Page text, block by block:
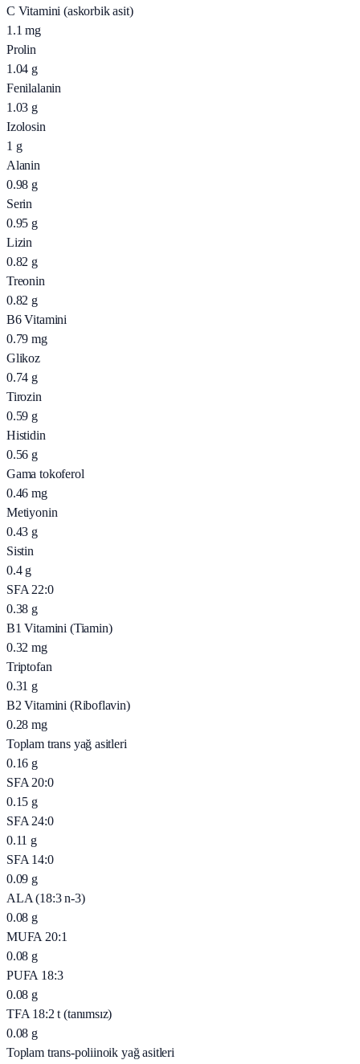
C Vitamini (askorbik asit)
1.1 mg
Prolin
1.04 g
Fenilalanin
1.03 g
Izolosin
1 g
Alanin
0.98 g
Serin
0.95 g
Lizin
0.82 g
Treonin
0.82 g
B6 Vitamini
0.79 mg
Glikoz
0.74 g
Tirozin
0.59 g
Histidin
0.56 g
Gama tokoferol
0.46 mg
Metiyonin
0.43 g
Sistin
0.4 g
SFA 22:0
0.38 g
B1 Vitamini (Tiamin)
0.32 mg
Triptofan
0.31 g
B2 Vitamini (Riboflavin)
0.28 mg
Toplam trans yağ asitleri
0.16 g
SFA 20:0
0.15 g
SFA 24:0
0.11 g
SFA 14:0
0.09 g
ALA (18:3 n-3)
0.08 g
MUFA 20:1
0.08 g
PUFA 18:3
0.08 g
TFA 18:2 t (tanımsız)
0.08 g
Toplam trans-poliinoik yağ asitleri